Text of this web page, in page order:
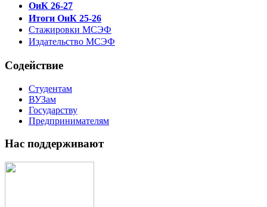
ОиК 26-27
Итоги ОиК 25-26
Стажировки МСЭФ
Издательство МСЭФ
Содействие
Студентам
ВУЗам
Государству
Предпринимателям
Нас поддерживают